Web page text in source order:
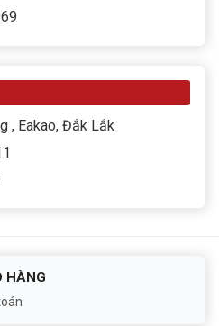
, Eakao, Đắk Lắk
HÀNG